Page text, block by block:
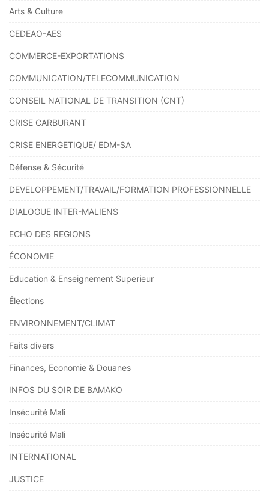
Arts & Culture
CEDEAO-AES
COMMERCE-EXPORTATIONS
COMMUNICATION/TELECOMMUNICATION
CONSEIL NATIONAL DE TRANSITION (CNT)
CRISE CARBURANT
CRISE ENERGETIQUE/ EDM-SA
Défense & Sécurité
DEVELOPPEMENT/TRAVAIL/FORMATION PROFESSIONNELLE
DIALOGUE INTER-MALIENS
ECHO DES REGIONS
ÉCONOMIE
Education & Enseignement Superieur
Élections
ENVIRONNEMENT/CLIMAT
Faits divers
Finances, Economie & Douanes
INFOS DU SOIR DE BAMAKO
Insécurité Mali
Insécurité Mali
INTERNATIONAL
JUSTICE